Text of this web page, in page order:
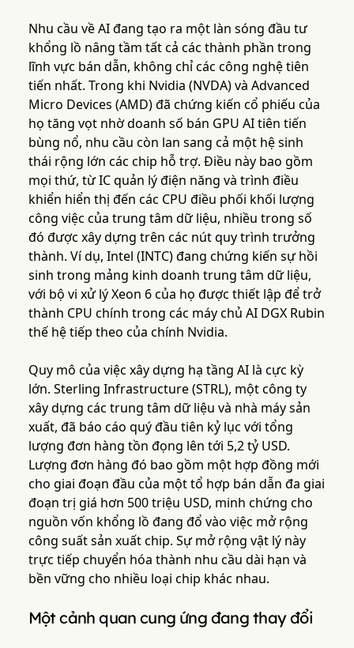
Nhu cầu về AI đang tạo ra một làn sóng đầu tư
khổng lồ nâng tầm tất cả các thành phần trong
lĩnh vực bán dẫn, không chỉ các công nghệ tiên
tiến nhất. Trong khi Nvidia (NVDA) và Advanced
Micro Devices (AMD) đã chứng kiến cổ phiếu của
họ tăng vọt nhờ doanh số bán GPU AI tiên tiến
bùng nổ, nhu cầu còn lan sang cả một hệ sinh
thái rộng lớn các chip hỗ trợ. Điều này bao gồm
mọi thứ, từ IC quản lý điện năng và trình điều
khiển hiển thị đến các CPU điều phối khối lượng
công việc của trung tâm dữ liệu, nhiều trong số
đó được xây dựng trên các nút quy trình trưởng
thành. Ví dụ, Intel (INTC) đang chứng kiến sự hồi
sinh trong mảng kinh doanh trung tâm dữ liệu,
với bộ vi xử lý Xeon 6 của họ được thiết lập để trở
thành CPU chính trong các máy chủ AI DGX Rubin
thế hệ tiếp theo của chính Nvidia.
Quy mô của việc xây dựng hạ tầng AI là cực kỳ
lớn. Sterling Infrastructure (STRL), một công ty
xây dựng các trung tâm dữ liệu và nhà máy sản
xuất, đã báo cáo quý đầu tiên kỷ lục với tổng
lượng đơn hàng tồn đọng lên tới 5,2 tỷ USD.
Lượng đơn hàng đó bao gồm một hợp đồng mới
cho giai đoạn đầu của một tổ hợp bán dẫn đa giai
đoạn trị giá hơn 500 triệu USD, minh chứng cho
nguồn vốn khổng lồ đang đổ vào việc mở rộng
công suất sản xuất chip. Sự mở rộng vật lý này
trực tiếp chuyển hóa thành nhu cầu dài hạn và
bền vững cho nhiều loại chip khác nhau.
Một cảnh quan cung ứng đang thay đổi